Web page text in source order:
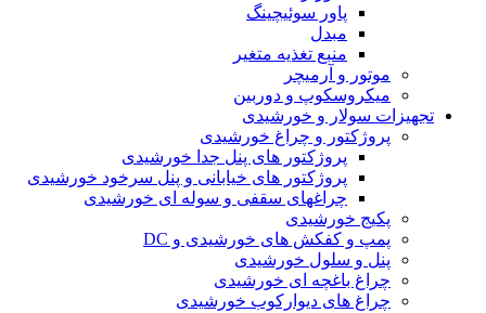
پاور سوئیچینگ
مبدل
منبع تغذیه متغیر
موتور و آرمیچر
میکروسکوپ و دوربین
تجهیزات سولار و خورشیدی
پروژکتور و چراغ خورشیدی
پروژکتور های پنل جدا خورشیدی
پروژکتور های خیابانی و پنل سرخود خورشیدی
چراغهای سقفی و سوله ای خورشیدی
پکیج خورشیدی
پمپ و کفکش های خورشیدی و DC
پنل و سلول خورشیدی
چراغ باغچه ای خورشیدی
چراغ های دیوارکوب خورشیدی